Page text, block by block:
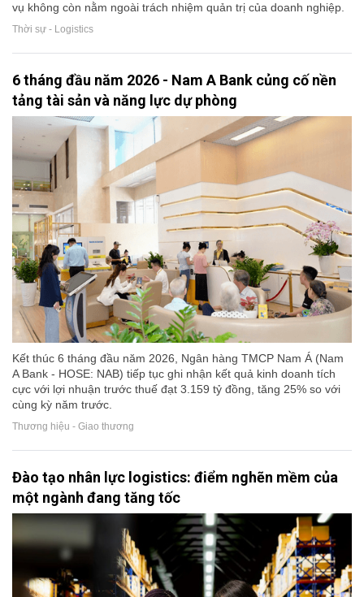
vụ không còn nằm ngoài trách nhiệm quản trị của doanh nghiệp.
Thời sự - Logistics
6 tháng đầu năm 2026 - Nam A Bank củng cố nền
tảng tài sản và năng lực dự phòng
Kết thúc 6 tháng đầu năm 2026, Ngân hàng TMCP Nam Á (Nam
A Bank - HOSE: NAB) tiếp tục ghi nhận kết quả kinh doanh tích
cực với lợi nhuận trước thuế đạt 3.159 tỷ đồng, tăng 25% so với
cùng kỳ năm trước.
Thương hiệu - Giao thương
Đào tạo nhân lực logistics: điểm nghẽn mềm của
một ngành đang tăng tốc